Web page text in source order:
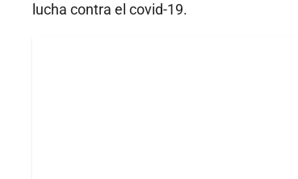
lucha contra el covid-19.